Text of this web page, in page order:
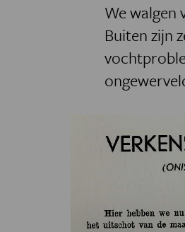
We walgen
Buiten zijn